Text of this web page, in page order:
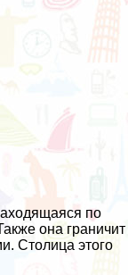
по
она граничит
Столица этого